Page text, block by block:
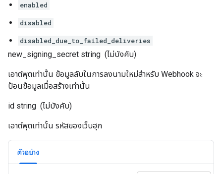
enabled
disabled
disabled_due_to_failed_deliveries
new_signing_secret string (ไม่บังคับ)
เอาต์พุตเท่านั้น ข้อมูลลับในการลงนามใหม่สำหรับ Webhook จะ
ป้อนข้อมูลเมื่อสร้างเท่านั้น
id string (ไม่บังคับ)
เอาต์พุตเท่านั้น รหัสของเว็บฮุก
ตัวอย่าง